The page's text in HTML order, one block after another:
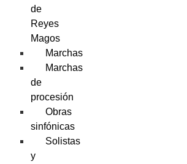
de
Reyes
Magos
Marchas
Marchas
de
procesión
Obras
sinfónicas
Solistas
y